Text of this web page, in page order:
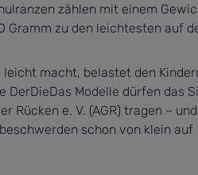
zählen mit einem
Gramm zu den leichtesten auf
leicht macht, belastet den
DerDieDas Modelle dürfen das
Rücken e. V. (AGR) tragen –
schon von klein auf